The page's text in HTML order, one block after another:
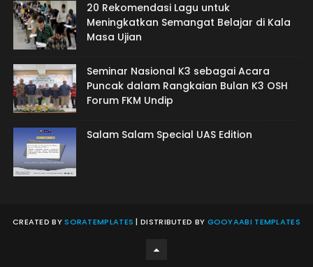
20 Rekomendasi Lagu untuk
Meningkatkan Semangat Belajar di Kala
Masa Ujian
Seminar Nasional K3 sebagai Acara
Puncak dalam Rangkaian Bulan K3 OSH
Forum FKM Undip
Salam Salam Special UAS Edition
CREATED BYSORATEMPLATES | DISTRIBUTED BY GOOYAABI TEMPLATES